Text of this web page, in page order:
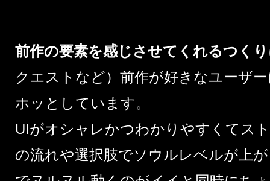
前作の要素を感じさせてくれるつくり
クエストなど）前作が好きなユーザ
ホッとしています。
UIがオシャレかつわかりやすくてス
の流れや選択肢でソウルレベルが上